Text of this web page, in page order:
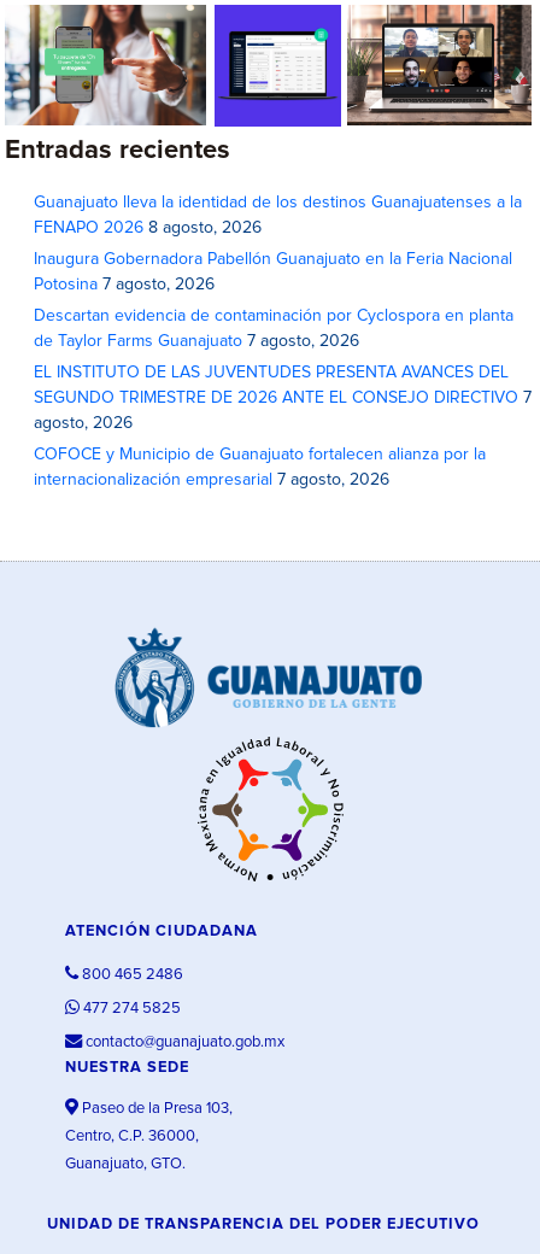
Entradas recientes
Guanajuato lleva la identidad de los destinos Guanajuatenses a la
FENAPO 2026 8 agosto, 2026
Inaugura Gobernadora Pabellón Guanajuato en la Feria Nacional
Potosina 7 agosto, 2026
Descartan evidencia de contaminación por Cyclospora en planta
de Taylor Farms Guanajuato 7 agosto, 2026
EL INSTITUTO DE LAS JUVENTUDES PRESENTA AVANCES DEL
SEGUNDO TRIMESTRE DE 2026 ANTE EL CONSEJO DIRECTIVO 7
agosto, 2026
COFOCE y Municipio de Guanajuato fortalecen alianza por la
internacionalización empresarial 7 agosto, 2026
ATENCIÓN CIUDADANA
800 465 2486
477 274 5825
contacto@guanajuato.gob.mx
NUESTRA SEDE
Paseo de la Presa 103,
Centro, C.P. 36000,
Guanajuato, GTO.
UNIDAD DE TRANSPARENCIA DEL PODER EJECUTIVO